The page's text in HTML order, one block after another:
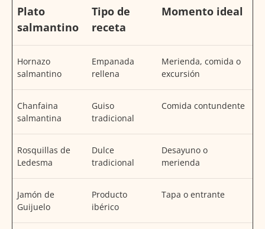
Plato
salmantino
Tipo de
receta
Momento ideal
Hornazo
salmantino
Empanada
rellena
Merienda, comida o
excursión
Chanfaina
salmantina
Guiso
tradicional
Comida contundente
Rosquillas de
Ledesma
Dulce
tradicional
Desayuno o
merienda
Jamón de
Guijuelo
Producto
ibérico
Tapa o entrante